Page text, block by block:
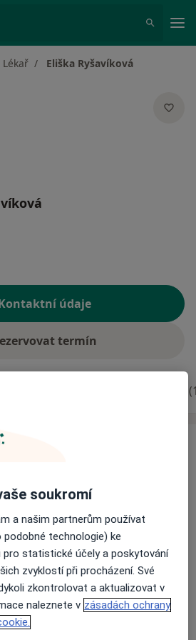
Lékař Eliška Ryšavíková
údaje
termín
Názory pacientů
vystudovala Lékařskou fakultu
na Neurologické klinice
Poruba. První zkušenosti
v Očním centru Ottlens a na
nemocnice. Poté
centra Agel v Ostravě –
dodnes. Věnuje se všeobecné
před operací katarakty,
soukromí
a našim partnerům používat
technologie) ke
pro statistické účely a poskytování
zvyklostí při procházení. Své
zkontrolovat a aktualizovat v
naleznete v zásadách ochrany